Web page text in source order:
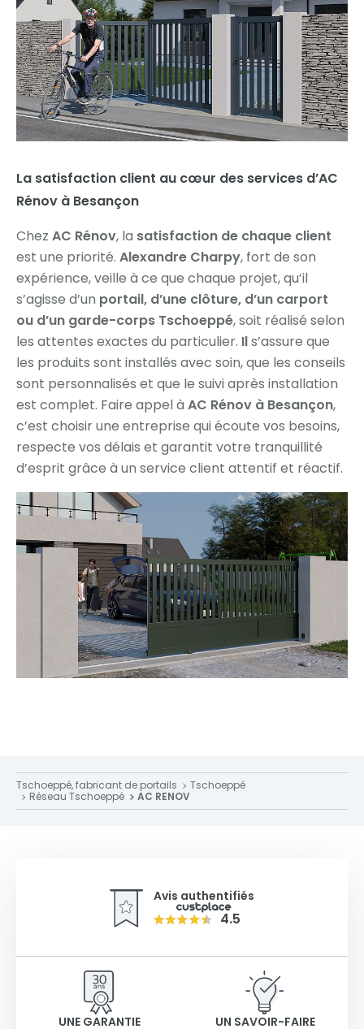
La satisfaction client au cœur des services d’AC
Rénov à Besançon
Chez AC Rénov, la satisfaction de chaque client
est une priorité. Alexandre Charpy, fort de son
expérience, veille à ce que chaque projet, qu’il
s’agisse d’un portail, d’une clôture, d’un carport
ou d’un garde-corps Tschoeppé, soit réalisé selon
les attentes exactes du particulier. Ils’assure que
les produits sont installés avec soin, que les conseils
sont personnalisés et que le suivi après installation
est complet. Faire appel à AC Rénov à Besançon,
c’est choisir une entreprise qui écoute vos besoins,
respecte vos délais et garantit votre tranquillité
d’esprit grâce à un service client attentif et réactif.
Tschoeppé, fabricant de portails
Tschoeppé
Réseau Tschoeppé
AC RENOV
Avis authentifiés
4.5
UNE GARANTIE
UN SAVOIR-FAIRE